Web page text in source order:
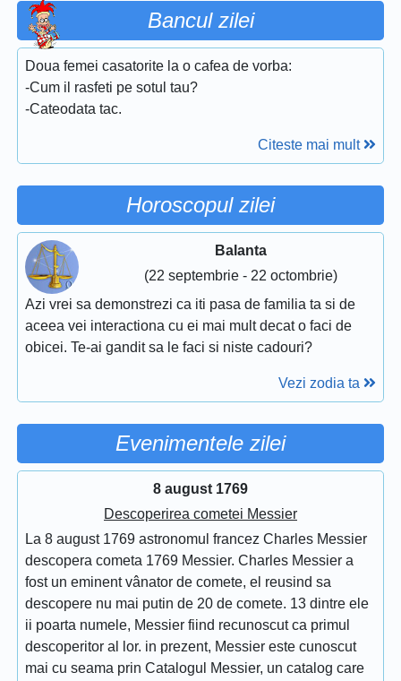
Bancul zilei
Doua femei casatorite la o cafea de vorba:
-Cum il rasfeti pe sotul tau?
-Cateodata tac.
Citeste mai mult
Horoscopul zilei
Balanta
(22 septembrie - 22 octombrie)
Azi vrei sa demonstrezi ca iti pasa de familia ta si de
aceea vei interactiona cu ei mai mult decat o faci de
obicei. Te-ai gandit sa le faci si niste cadouri?
Vezi zodia ta
Evenimentele zilei
8 august 1769
Descoperirea cometei Messier
La 8 august 1769 astronomul francez Charles Messier
descopera cometa 1769 Messier. Charles Messier a
fost un eminent vânator de comete, el reusind sa
descopere nu mai putin de 20 de comete. 13 dintre ele
ii poarta numele, Messier fiind recunoscut ca primul
descoperitor al lor. in prezent, Messier este cunoscut
mai cu seama prin Catalogul Messier, un catalog care